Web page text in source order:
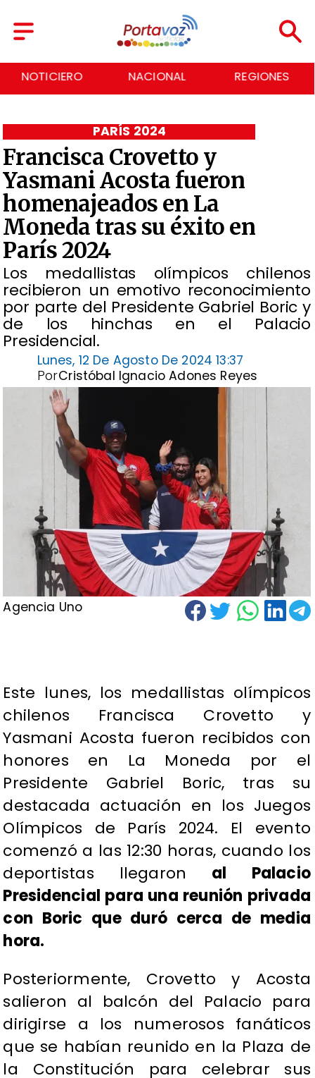
NACIONAL REGIONES ECONOMÍA
Francisca Crovetto y
Yasmani Acosta fueron
homenajeados en La
Moneda tras su éxito en
París 2024
​Los medallistas olímpicos chilenos
recibieron un emotivo reconocimiento
por parte del Presidente Gabriel Boric y
de los hinchas en el Palacio
Presidencial.
PARÍS 2024
Lunes, 12 De Agosto De 2024 13:37
Cristóbal Ignacio Adones Reyes
Por
Agencia Uno
Este lunes, los medallistas olímpicos
chilenos Francisca Crovetto y
Yasmani Acosta fueron recibidos con
honores en La Moneda por el
Presidente Gabriel Boric, tras su
destacada actuación en los Juegos
Olímpicos de París 2024. El evento
comenzó a las 12:30 horas, cuando los
deportistas llegaron al Palacio
Presidencial para una reunión privada
con Boric que duró cerca de media
hora.
Posteriormente, Crovetto y Acosta
salieron al balcón del Palacio para
dirigirse a los numerosos fanáticos
que se habían reunido en la Plaza de
la Constitución para celebrar sus